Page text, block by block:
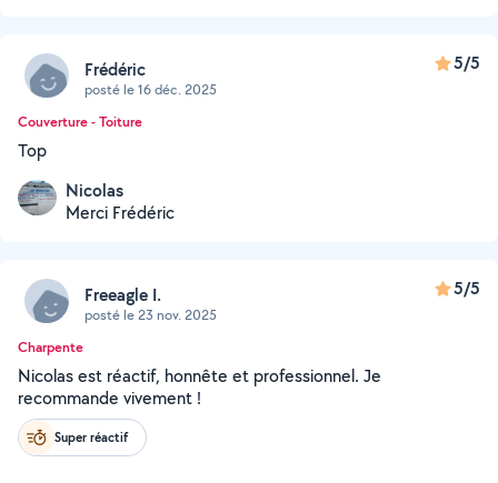
Frédéric
posté le 16 déc. 2025
5/5
Couverture - Toiture
Top
Nicolas
Merci Frédéric
Freeagle I.
posté le 23 nov. 2025
5/5
Charpente
Nicolas est réactif, honnête et professionnel. Je
recommande vivement !
Super réactif